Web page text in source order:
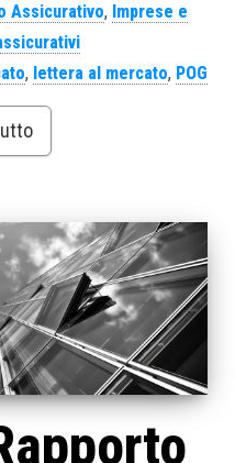
Assicurativo, Imprese e
, lettera al mercato, POG